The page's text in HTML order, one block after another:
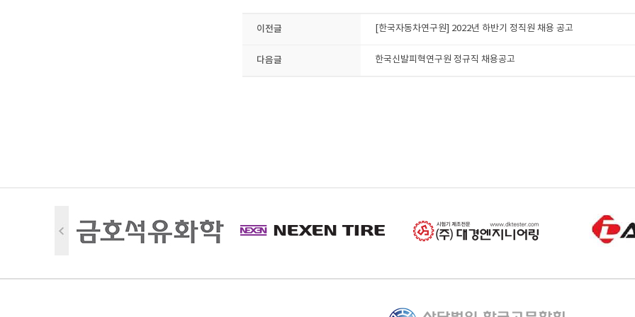
이전글 [한국자동차연구원] 2022년 하반기 정직원 채용 공고
다음글 한국신발피혁연구원 정규직 채용공고